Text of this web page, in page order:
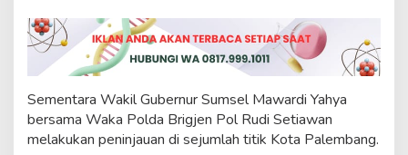
p
a
n
P
s
e
n
Sementara Wakil Gubernur Sumsel Mawardi Yahya
bersama Waka Polda Brigjen Pol Rudi Setiawan
melakukan peninjauan di sejumlah titik Kota Palembang.